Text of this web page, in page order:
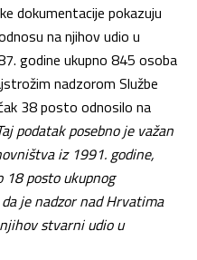
dokumentacije pokazuju
na njihov udio u
godine ukupno 845 osoba
nadzorom Službe
38 posto odnosilo na
podatak posebno je važan
iz 1991. godine,
posto ukupnog
je nadzor nad Hrvatima
stvarni udio u